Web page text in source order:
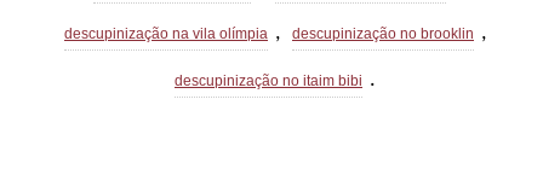
descupinização na vila olímpia , descupinização no brooklin ,
descupinização no itaim bibi .